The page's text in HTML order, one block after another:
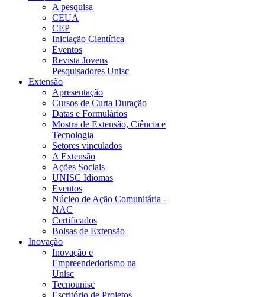
A pesquisa
CEUA
CEP
Iniciação Científica
Eventos
Revista Jovens
Pesquisadores Unisc
Extensão
Apresentação
Cursos de Curta Duração
Datas e Formulários
Mostra de Extensão, Ciência e
Tecnologia
Setores vinculados
A Extensão
Ações Sociais
UNISC Idiomas
Eventos
Núcleo de Ação Comunitária -
NAC
Certificados
Bolsas de Extensão
Inovação
Inovação e
Empreendedorismo na
Unisc
Tecnounisc
Escritório de Projetos